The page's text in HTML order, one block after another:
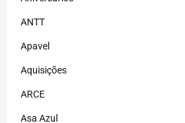
ANTT
Apavel
Aquisições
ARCE
Asa Azul